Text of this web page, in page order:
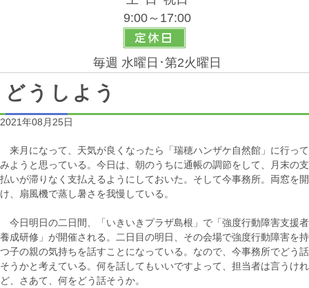
9:00～17:00
毎週 水曜日･第2火曜日
どうしよう
2021年08月25日
来月になって、天気が良くなったら「瑞穂ハンザケ自然館」に行って
みようと思っている。今日は、朝のうちに通帳の調節をして、月末の支
払いが滞りなく支払えるようにしておいた。そして今事務所。両窓を開
け、扇風機で蒸し暑さを我慢している。
今日明日の二日間、「いきいきプラザ島根」で「強度行動障害支援者
養成研修」が開催される。二日目の明日、その会場で強度行動障害を持
つ子の親の気持ちを話すことになっている。なので、今事務所でどう話
そうかと考えている。何を話してもいいですよって、担当者は言うけれ
ど、さあて、何をどう話そうか。